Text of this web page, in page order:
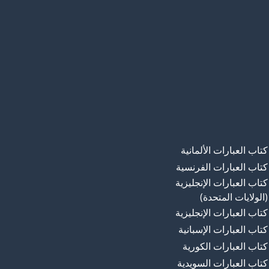
كتاب العبارات الألمانية
كتاب العبارات الفرنسية
كتاب العبارات الإنجليزية
(الولايات المتحدة)
كتاب العبارات الإنجليزية
كتاب العبارات الإسبانية
كتاب العبارات الكورية
كتاب العبارات السويدية